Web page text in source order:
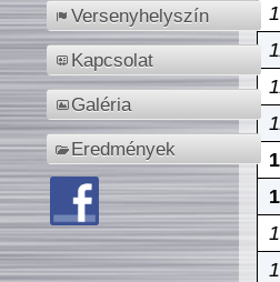
Versenyhelyszín
Kapcsolat
Galéria
Eredmények